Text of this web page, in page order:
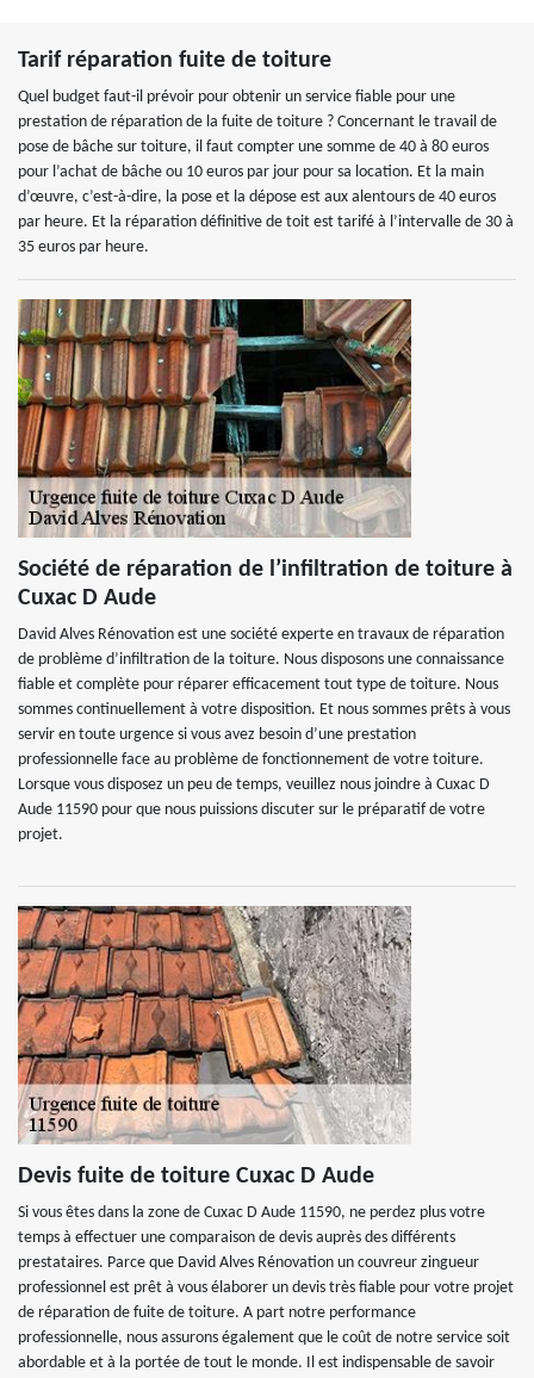
Tarif réparation fuite de toiture
Quel budget faut-il prévoir pour obtenir un service fiable pour une
prestation de réparation de la fuite de toiture ? Concernant le travail de
pose de bâche sur toiture, il faut compter une somme de 40 à 80 euros
pour l’achat de bâche ou 10 euros par jour pour sa location. Et la main
d’œuvre, c’est-à-dire, la pose et la dépose est aux alentours de 40 euros
par heure. Et la réparation définitive de toit est tarifé à l’intervalle de 30 à
35 euros par heure.
Société de réparation de l’infiltration de toiture à
Cuxac D Aude
David Alves Rénovation est une société experte en travaux de réparation
de problème d’infiltration de la toiture. Nous disposons une connaissance
fiable et complète pour réparer efficacement tout type de toiture. Nous
sommes continuellement à votre disposition. Et nous sommes prêts à vous
servir en toute urgence si vous avez besoin d’une prestation
professionnelle face au problème de fonctionnement de votre toiture.
Lorsque vous disposez un peu de temps, veuillez nous joindre à Cuxac D
Aude 11590 pour que nous puissions discuter sur le préparatif de votre
projet.
Devis fuite de toiture Cuxac D Aude
Si vous êtes dans la zone de Cuxac D Aude 11590, ne perdez plus votre
temps à effectuer une comparaison de devis auprès des différents
prestataires. Parce que David Alves Rénovation un couvreur zingueur
professionnel est prêt à vous élaborer un devis très fiable pour votre projet
de réparation de fuite de toiture. A part notre performance
professionnelle, nous assurons également que le coût de notre service soit
abordable et à la portée de tout le monde. Il est indispensable de savoir